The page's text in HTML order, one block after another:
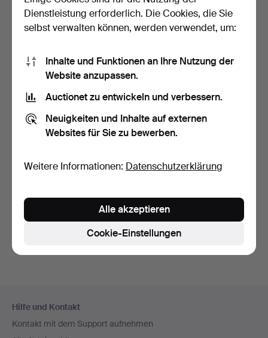
Modell 2500, versil…
Sie können auch in
Beendete Auktionen aus unserem
Navigation
Hilfe und Kontakt
Kontakt mit dem Support aufnehmen
Dienstleistung erforderlich. Die Cookies, die Sie
selbst verwalten können, werden verwendet, um:
Inhalte und Funktionen an Ihre Nutzung der
Website anzupassen.
Auctionet zu entwickeln und verbessern.
Neuigkeiten und Inhalte auf externen
Websites für Sie zu bewerben.
Weitere Informationen: Datenschutzerklärung
Cookie-Einstellungen
Alle akzeptieren